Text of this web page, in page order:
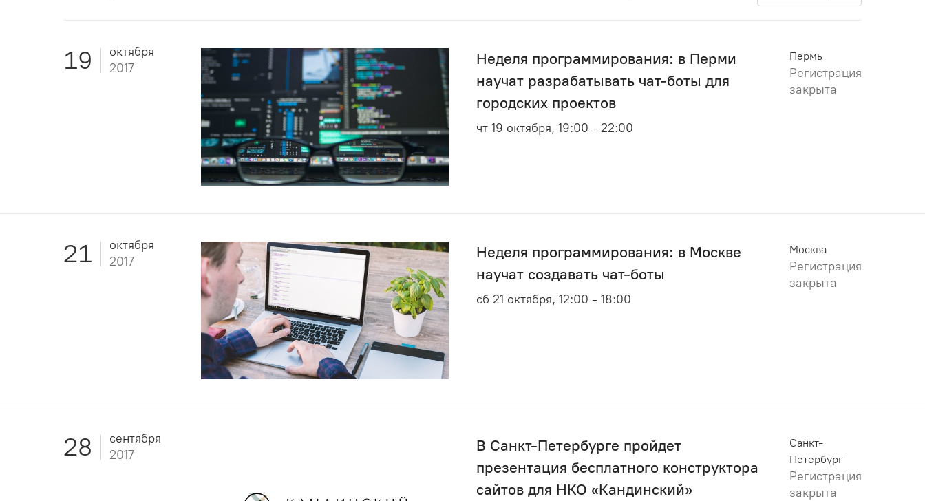
19
октября
2017
Неделя программирования: в Перми
научат разрабатывать чат-боты для
городских проектов
чт 19 октября, 19:00 - 22:00
Пермь
Регистрация
закрыта
21
октября
2017
Неделя программирования: в Москве
научат создавать чат-боты
сб 21 октября, 12:00 - 18:00
Москва
Регистрация
закрыта
28
сентября
2017
В Санкт-Петербурге пройдет
презентация бесплатного конструктора
сайтов для НКО «Кандинский»
Санкт-
Петербург
Регистрация
закрыта